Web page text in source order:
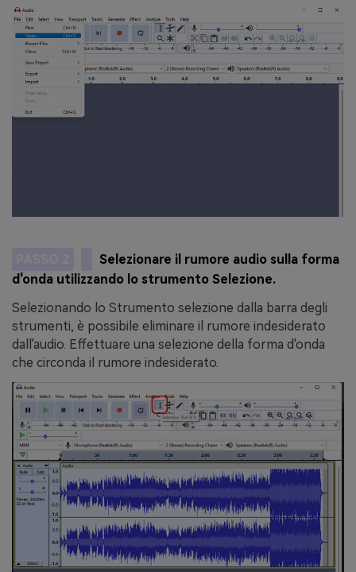
Selezionare il rumore audio sulla forma
d'onda utilizzando lo strumento Selezione.
Selezionando lo Strumento selezione dalla barra degli
strumenti, è possibile eliminare il rumore indesiderato
dall'audio. Effettuare una selezione della forma d'onda
che circonda il rumore indesiderato.